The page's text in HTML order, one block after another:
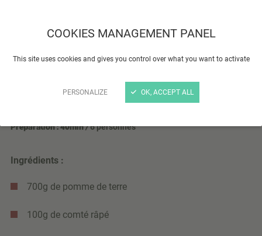
COOKIES MANAGEMENT PANEL
This site uses cookies and gives you control over what you want to activate
PERSONALIZE OK, ACCEPT ALL
Préparation : 40min /6 personnes
Ingrédients :
700g de pomme de terre
100g de comté râpé